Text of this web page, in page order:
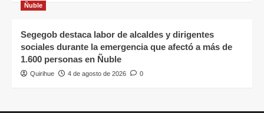
Ñuble
Segegob destaca labor de alcaldes y dirigentes
sociales durante la emergencia que afectó a más de
1.600 personas en Ñuble
Quirihue 4 de agosto de 2026 0